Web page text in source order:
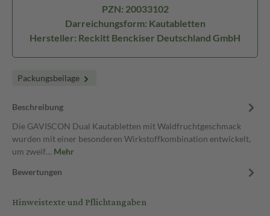
PZN: 20033102
Darreichungsform: Kautabletten
Hersteller: Reckitt Benckiser Deutschland GmbH
Packungsbeilage
Beschreibung
Die GAVISCON Dual Kautabletten mit Waldfruchtgeschmack
wurden mit einer besonderen Wirkstoffkombination entwickelt,
um zweif… Mehr
Bewertungen
Hinweistexte und Pflichtangaben